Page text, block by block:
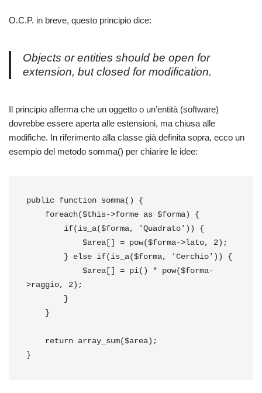
O.C.P. in breve, questo principio dice:
Objects or entities should be open for
extension, but closed for modification.
Il principio afferma che un oggetto o un’entità (software)
dovrebbe essere aperta alle estensioni, ma chiusa alle
modifiche. In riferimento alla classe già definita sopra, ecco un
esempio del metodo somma() per chiarire le idee:
public function somma() {
>raggio, 2);
}